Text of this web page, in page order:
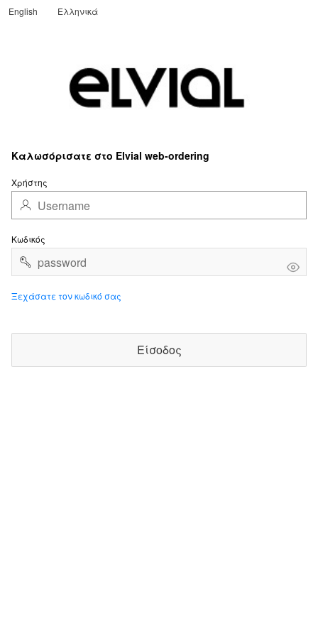
Translate
English Ελληνικά
Καλωσόρισατε στο Elvial web-ordering
Χρήστης
Κωδικός
Ξεχάσατε τον κωδικό σας
Είσοδος